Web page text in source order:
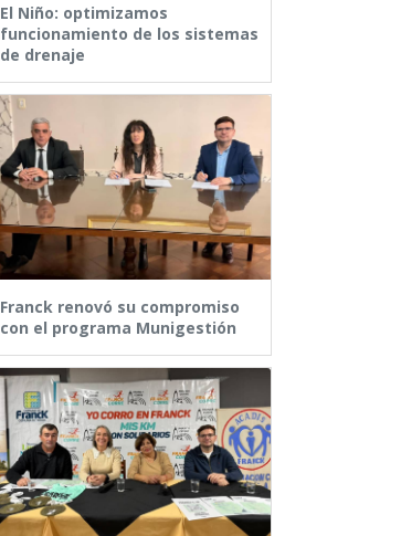
El Niño: optimizamos
funcionamiento de los sistemas
de drenaje
Franck renovó su compromiso
con el programa Munigestión